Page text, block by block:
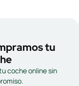
tu
coche online sin